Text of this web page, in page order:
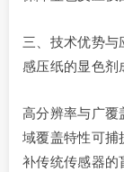
三、技术优势与
感压纸的显色剂
高分辨率与广覆
域覆盖特性可捕
补传统传感器的